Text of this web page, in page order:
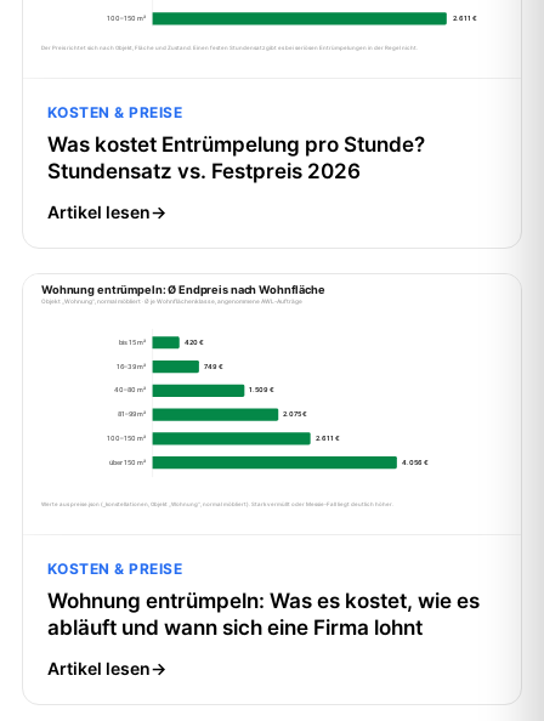
KOSTEN & PREISE
Was kostet Entrümpelung pro Stunde?
Stundensatz vs. Festpreis 2026
Artikel lesen→
KOSTEN & PREISE
Wohnung entrümpeln: Was es kostet, wie es
abläuft und wann sich eine Firma lohnt
Artikel lesen→